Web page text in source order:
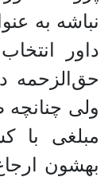
نباشه به
داور
حق‌الزحمه
ولی چنانچه
مبلغی با
بهشون